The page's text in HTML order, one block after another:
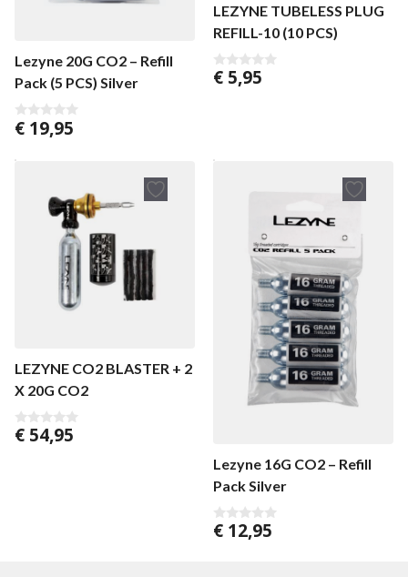
Lezyne 20G CO2 – Refill
Pack (5 PCS) Silver
0
v
n
€ 19,95
LEZYNE TUBELESS PLUG
REFILL-10 (10 PCS)
0
€ 5,95
LEZYNE CO2 BLASTER + 2
X 20G CO2
0
€ 54,95
Lezyne 16G CO2 – Refill
Pack Silver
0
€ 12,95